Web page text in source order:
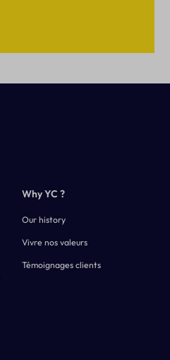
Why YC ?
Our history
Vivre nos valeurs
Témoignages clients